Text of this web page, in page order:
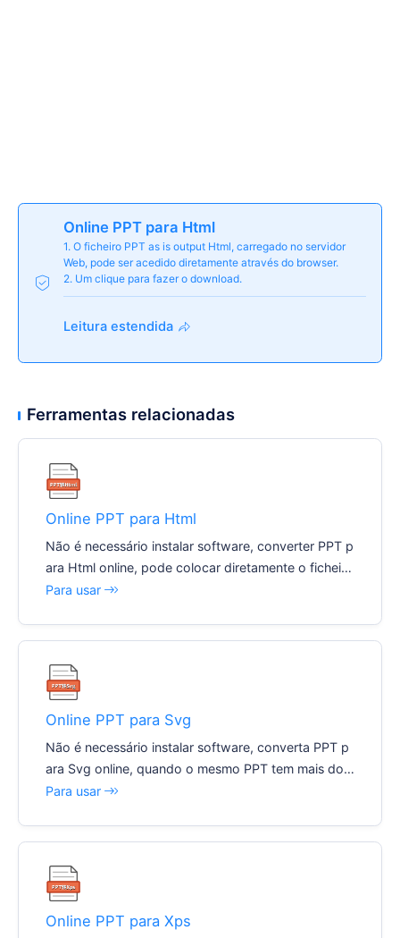
Online PPT para Html
1. O ficheiro PPT as is output Html, carregado no servidor
Web, pode ser acedido diretamente através do browser.
2. Um clique para fazer o download.
Leitura estendida
Ferramentas relacionadas
Online PPT para Html
Não é necessário instalar software, converter PPT p
ara Html online, pode colocar diretamente o ficheiro
no servidor e aceder-lhe através do browser.
Para usar
Online PPT para Svg
Não é necessário instalar software, converta PPT p
ara Svg online, quando o mesmo PPT tem mais do
que uma página, o sistema produzirá automaticame
Para usar
Online PPT para Xps